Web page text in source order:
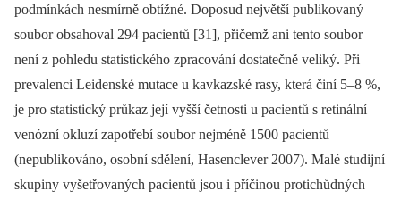
podmínkách nesmírně obtížné. Doposud největší publikovaný
soubor obsahoval 294 pacientů [31], přičemž ani tento soubor
není z pohledu statistického zpracování dostatečně veliký. Při
prevalenci Leidenské mutace u kavkazské rasy, která činí 5–8 %,
je pro statistický průkaz její vyšší četnosti u pacientů s retinální
venózní okluzí zapotřebí soubor nejméně 1500 pacientů
(nepublikováno, osobní sdělení, Hasenclever 2007). Malé studijní
skupiny vyšetřovaných pacientů jsou i příčinou protichůdných